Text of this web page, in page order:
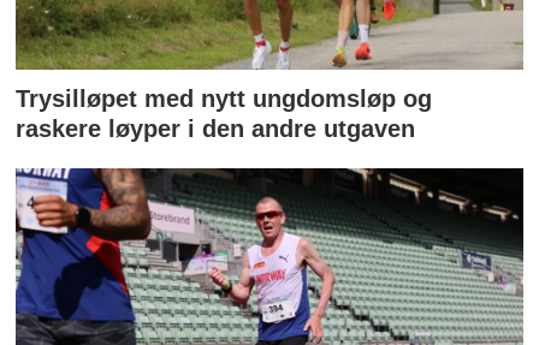
Trysilløpet med nytt ungdomsløp og
raskere løyper i den andre utgaven